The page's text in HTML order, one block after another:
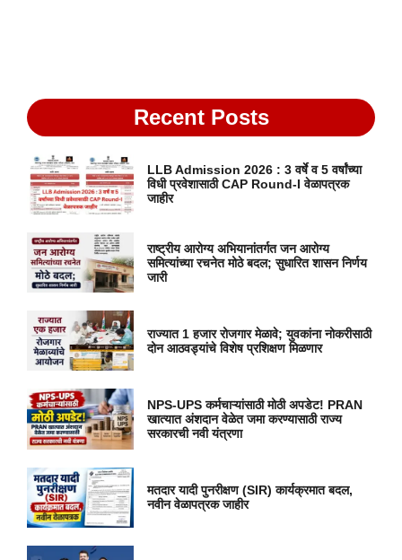
Recent Posts
LLB Admission 2026 : 3 वर्षे व 5 वर्षांच्या
विधी प्रवेशासाठी CAP Round-I वेळापत्रक
जाहीर
राष्ट्रीय आरोग्य अभियानांतर्गत जन आरोग्य
समित्यांच्या रचनेत मोठे बदल; सुधारित शासन निर्णय
जारी
राज्यात 1 हजार रोजगार मेळावे; युवकांना नोकरीसाठी
दोन आठवड्यांचे विशेष प्रशिक्षण मिळणार
NPS-UPS कर्मचाऱ्यांसाठी मोठी अपडेट! PRAN
खात्यात अंशदान वेळेत जमा करण्यासाठी राज्य
सरकारची नवी यंत्रणा
मतदार यादी पुनरीक्षण (SIR) कार्यक्रमात बदल,
नवीन वेळापत्रक जाहीर